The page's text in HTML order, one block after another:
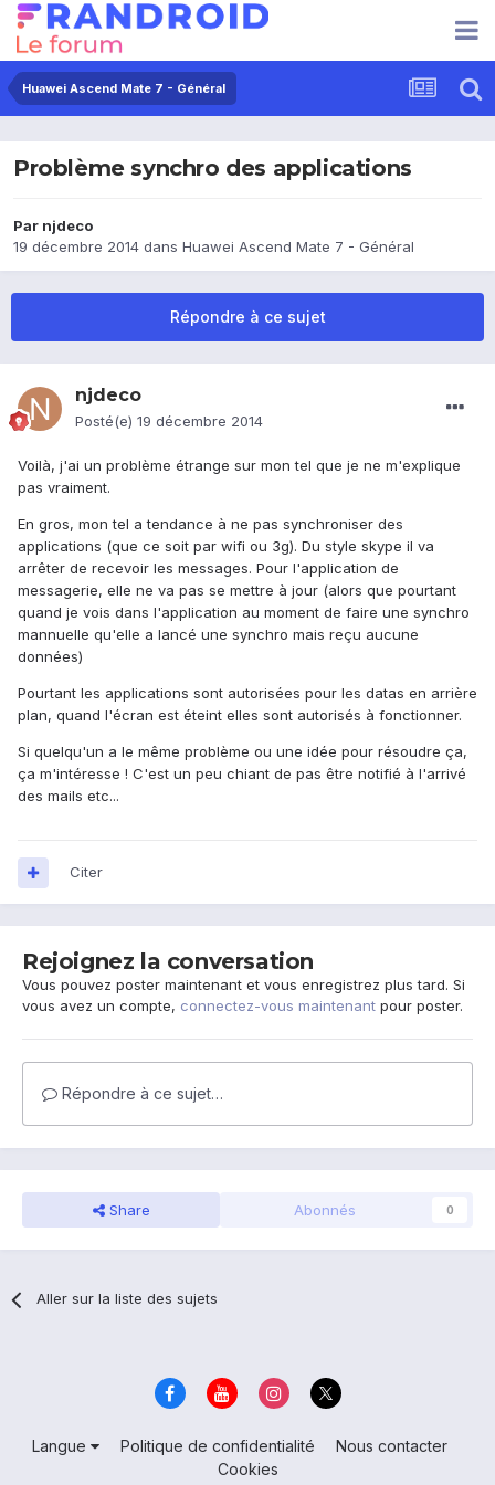
Huawei Ascend Mate 7 - Général
Problème synchro des applications
Par njdeco
19 décembre 2014 dans Huawei Ascend Mate 7 - Général
Répondre à ce sujet
njdeco
Posté(e) 19 décembre 2014
Voilà, j'ai un problème étrange sur mon tel que je ne m'explique
pas vraiment.
En gros, mon tel a tendance à ne pas synchroniser des
applications (que ce soit par wifi ou 3g). Du style skype il va
arrêter de recevoir les messages. Pour l'application de
messagerie, elle ne va pas se mettre à jour (alors que pourtant
quand je vois dans l'application au moment de faire une synchro
mannuelle qu'elle a lancé une synchro mais reçu aucune
données)
Pourtant les applications sont autorisées pour les datas en arrière
plan, quand l'écran est éteint elles sont autorisés à fonctionner.
Si quelqu'un a le même problème ou une idée pour résoudre ça,
ça m'intéresse ! C'est un peu chiant de pas être notifié à l'arrivé
des mails etc...
Citer
Rejoignez la conversation
Vous pouvez poster maintenant et vous enregistrez plus tard. Si
vous avez un compte, connectez-vous maintenant pour poster.
Répondre à ce sujet…
Share Abonnés 0
Aller sur la liste des sujets
Langue Politique de confidentialité
Nous contacter
Cookies